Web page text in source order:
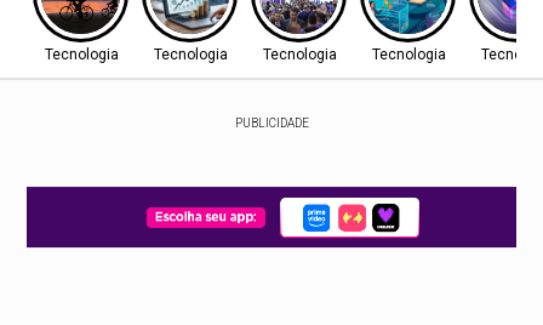
Tecnologia Tecnologia Tecnologia Tecnologia
PUBLICIDADE